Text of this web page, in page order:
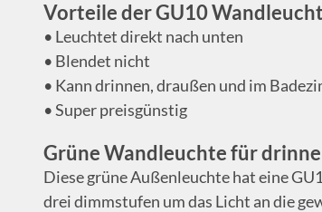
Vorteile der GU10
• Leuchtet direkt nach unten
• Blendet nicht
• Kann drinnen, draußen und im
• Super preisgünstig
Grüne Wandleuchte für
Diese grüne Außenleuchte hat eine
drei dimmstufen um das Licht an die